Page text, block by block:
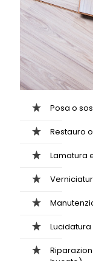
Posa o
Restauro
Lamatura